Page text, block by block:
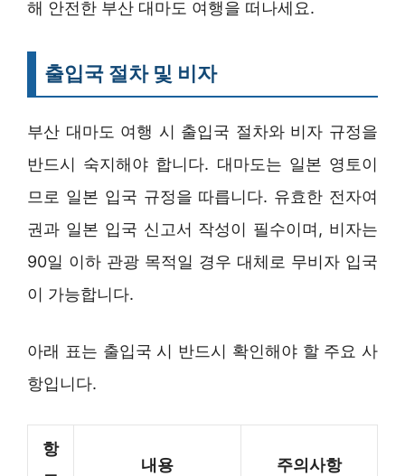
해 안전한 부산 대마도 여행을 떠나세요.
출입국 절차 및 비자
부산 대마도 여행 시 출입국 절차와 비자 규정을
반드시 숙지해야 합니다. 대마도는 일본 영토이
므로 일본 입국 규정을 따릅니다. 유효한 전자여
권과 일본 입국 신고서 작성이 필수이며, 비자는
90일 이하 관광 목적일 경우 대체로 무비자 입국
이 가능합니다.
아래 표는 출입국 시 반드시 확인해야 할 주요 사
항입니다.
항
내용 주의사항